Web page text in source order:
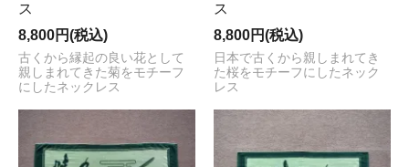
ス
8,800円(税込)
古くから縁起の良い花として
親しまれてきた菊をモチーフ
にしたネックレス
ス
8,800円(税込)
日本で古くから親しまれてき
た桜をモチーフにしたネック
レス